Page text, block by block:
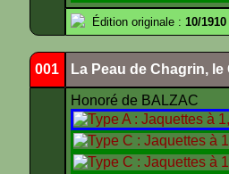
Édition originale : 10/1910
001 La Peau de Chagrin,
Honoré de BALZAC